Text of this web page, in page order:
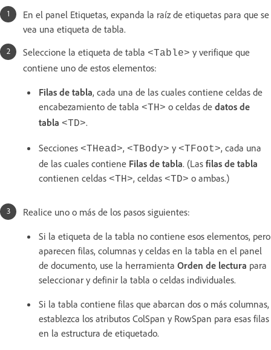
En el panel Etiquetas, expanda la raíz de etiquetas para que se
vea una etiqueta de tabla.
Seleccione la etiqueta de tabla <Table> y verifique que
contiene uno de estos elementos:
Filas de tabla, cada una de las cuales contiene celdas de
encabezamiento de tabla <TH> o celdas de datos de
tabla <TD>.
Secciones <THead>, <TBody> y <TFoot>, cada una
de las cuales contiene Filas de tabla. (Las filas de tabla
contienen celdas <TH>, celdas <TD> o ambas.)
Realice uno o más de los pasos siguientes:
Si la etiqueta de la tabla no contiene esos elementos, pero
aparecen filas, columnas y celdas en la tabla en el panel
de documento, use la herramienta Orden de lectura para
seleccionar y definir la tabla o celdas individuales.
Si la tabla contiene filas que abarcan dos o más columnas,
establezca los atributos ColSpan y RowSpan para esas filas
en la estructura de etiquetado.